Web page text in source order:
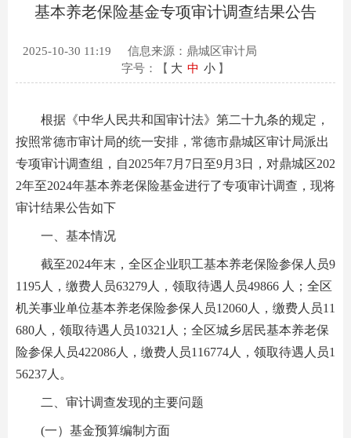
基本养老保险基金专项审计调查结果公告
2025-10-30 11:19
信息来源：鼎城区审计局
字号：【 大 中 小 】
根据《中华人民共和国审计法》第二十九条的规定，
按照常德市审计局的统一安排，常德市鼎城区审计局派出
专项审计调查组，自2025年7月7日至9月3日，对鼎城区202
2年至2024年基本养老保险基金进行了专项审计调查，现将
审计结果公告如下
一、基本情况
截至2024年末，全区企业职工基本养老保险参保人员9
1195人，缴费人员63279人，领取待遇人员49866 人；全区
机关事业单位基本养老保险参保人员12060人，缴费人员11
680人，领取待遇人员10321人；全区城乡居民基本养老保
险参保人员422086人，缴费人员116774人，领取待遇人员1
56237人。
二、审计调查发现的主要问题
(一）基金预算编制方面